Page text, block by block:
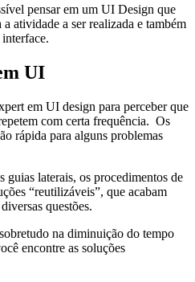
pensar em um UI Design que
atividade a ser realizada e também
UI
em UI design para perceber que
com certa frequência. Os
rápida para alguns problemas
guias laterais, os procedimentos de
“reutilizáveis”, que acabam
questões.
na diminuição do tempo
encontre as soluções